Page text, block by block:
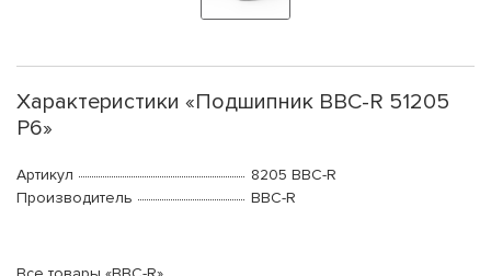
Характеристики «Подшипник BBC-R 51205
P6»
Артикул
8205 BBC-R
Производитель
BBC-R